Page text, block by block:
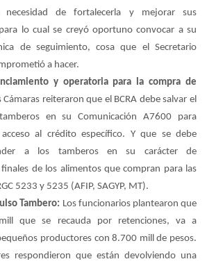
de fortalecerla y mejorar sus
lo cual se creyó oportuno convocar a su
de seguimiento, cosa que el Secretario
a hacer.
y operatoria para la compra de
Cámaras reiteraron que el BCRA debe salvar el
en su Comunicación A7600 para
al crédito específico. Y que se debe
a los tamberos en su carácter de
de los alimentos que compran para las
5233 y 5235 (AFIP, SAGYP, MT).
Tambero: Los funcionarios plantearon que
que se recauda por retenciones, va a
productores con 8.700 mill de pesos.
respondieron que están devolviendo una